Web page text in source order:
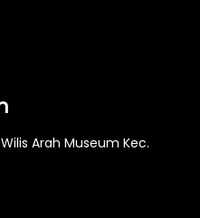
Arah Museum Kec.